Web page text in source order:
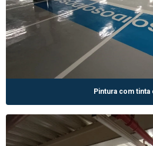
Pintura com tinta